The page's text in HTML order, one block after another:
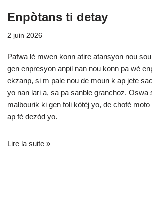
Enpòtans ti detay
2 juin 2026
Pafwa lè mwen konn atire atansyon nou
gen enpresyon anpil nan nou konn pa wè
ekzanp, si m pale nou de moun k ap jete
yo nan lari a, sa pa sanble granchoz. Oswa
malbourik ki gen foli kòtèj yo, de chofè
ap fè dezòd yo.
Lire la suite »